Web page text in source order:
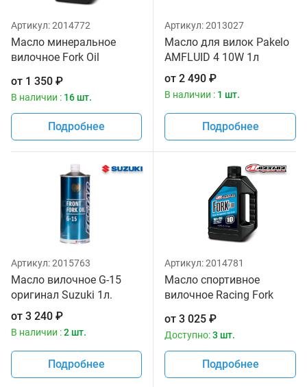
Артикул:2014772
Масло минеральное
вилочное Fork Oil
Maxima 1 литр
от 1 350 ₽
В наличии : 16 шт.
Подробнее
Артикул:2013027
Масло для вилок Pakelo
AMFLUID 4 10W 1л
от 2 490 ₽
В наличии : 1 шт.
Подробнее
Артикул:2015763
Масло вилочное G-15
оригинал Suzuki 1л.
от 3 240 ₽
В наличии :2 шт.
Подробнее
Артикул:2014781
Масло спортивное
вилочное Racing Fork
Maxima 1 литр
от 3 025 ₽
Доступно:3 шт.
Подробнее